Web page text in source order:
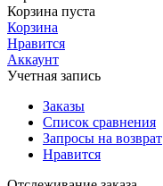
Корзина пуста
Корзина
Нравится
Аккаунт
Учетная запись
Заказы
Список сравнения
Запросы на возврат
Нравится